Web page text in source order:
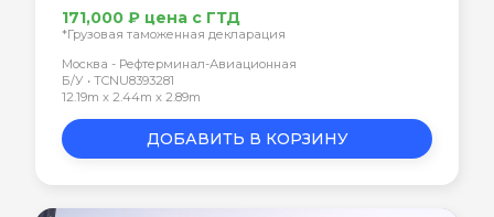
171,000 ₽ цена с ГТД
*Грузовая таможенная декларация
Москва - Рефтерминал-Авиационная
Б/У • TCNU8393281
12.19m x 2.44m x 2.89m
ДОБАВИТЬ В КОРЗИНУ